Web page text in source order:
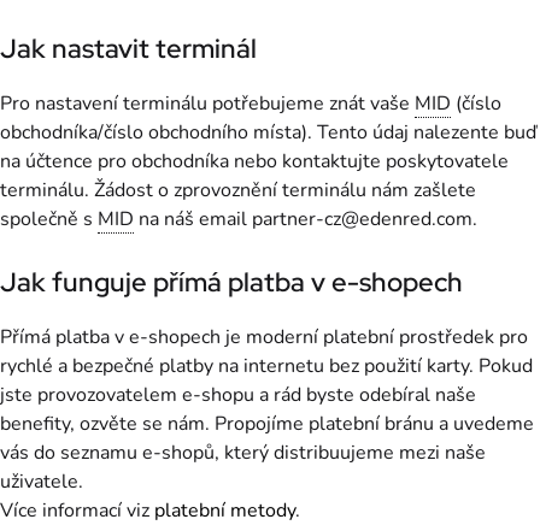
Jak nastavit terminál
Pro nastavení terminálu potřebujeme znát vaše MID (číslo
obchodníka/číslo obchodního místa). Tento údaj nalezente buď
na účtence pro obchodníka nebo kontaktujte poskytovatele
terminálu. Žádost o zprovoznění terminálu nám zašlete
společně s MID na náš email partner-cz@edenred.com.
Jak funguje přímá platba v e-shopech
Přímá platba v e-shopech je moderní platební prostředek pro
rychlé a bezpečné platby na internetu bez použití karty. Pokud
jste provozovatelem e-shopu a rád byste odebíral naše
benefity, ozvěte se nám. Propojíme platební bránu a uvedeme
vás do seznamu e-shopů, který distribuujeme mezi naše
uživatele.
Více informací viz platební metody.